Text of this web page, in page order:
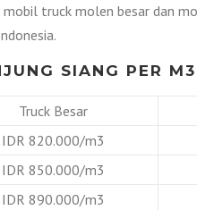
mobil truck molen besar dan
SIANG PER
Truck Besar
IDR 820.000/m3
IDR 850.000/m3
IDR 890.000/m3